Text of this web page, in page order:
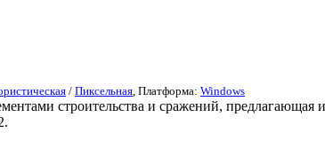
/ Пиксельная , Платформа: Windows
строительства и сражений,